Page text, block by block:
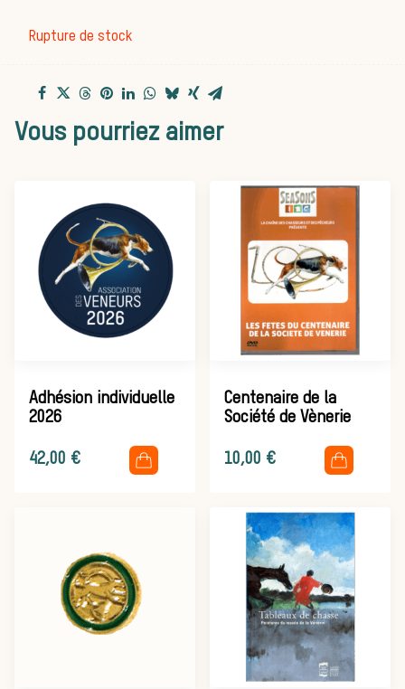
Les veneurs
La vènerie contemporaine
Chasser les
idées reçues
Bien-être
animal
Héritage
Histoire de la
chasse à
Rupture de stock
Vous pourriez aimer
Adhésion individuelle
2026
.
42,00 €
Centenaire de la
Société de Vènerie
.
10,00 €